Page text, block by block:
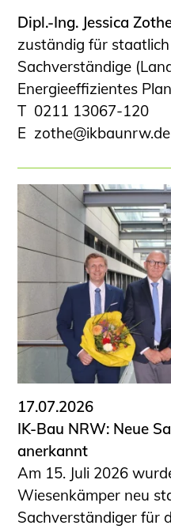
Kontakt und Anfahrt
Impressum
Datenschutz
Ingenieurakademie
Dipl.-Ing. Jessica
zuständig für
Sachverständige
Energieeffizientes
0211 13067-120
zothe@ikbaunrw.de
17.07.2026
IK-Bau NRW: Neue
anerkannt
Am 15. Juli 2026
Wiesenkämper neu
Sachverständiger für